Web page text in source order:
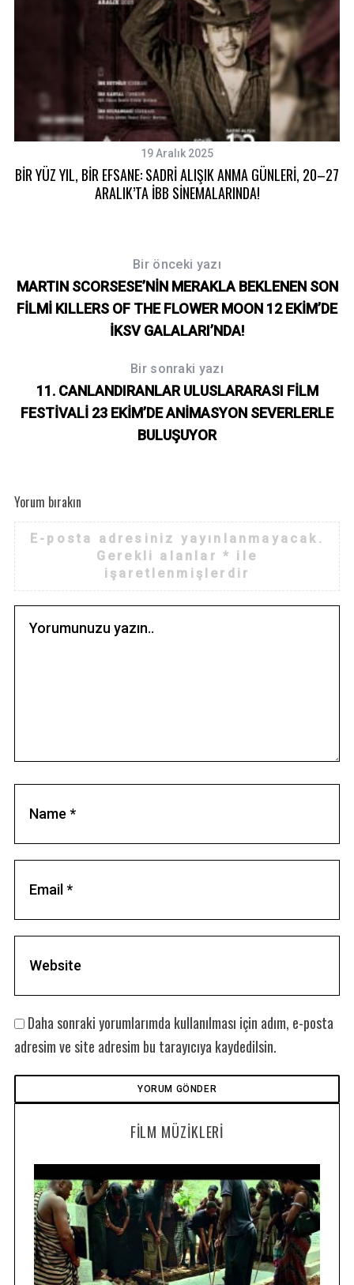
19 Aralık 2025
BİR YÜZ YIL, BİR EFSANE: SADRİ ALIŞIK ANMA GÜNLERİ, 20–27
ARALIK’TA İBB SİNEMALARINDA!
Bir önceki yazı
MARTIN SCORSESE’NİN MERAKLA BEKLENEN SON
FİLMİ KILLERS OF THE FLOWER MOON 12 EKİM’DE
İKSV GALALARI’NDA!
Bir sonraki yazı
11. CANLANDIRANLAR ULUSLARARASI FİLM
FESTİVALİ 23 EKİM’DE ANİMASYON SEVERLERLE
BULUŞUYOR
Yorum bırakın
E-posta adresiniz yayınlanmayacak.
Gerekli alanlar* ile
işaretlenmişlerdir
Daha sonraki yorumlarımda kullanılması için adım, e-posta
adresim ve site adresim bu tarayıcıya kaydedilsin.
FILM MÜZIKLERI